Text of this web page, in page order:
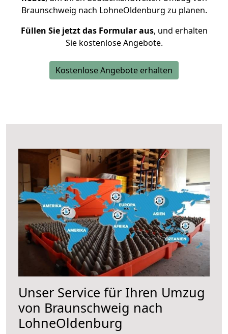
Braunschweig nach LohneOldenburg zu planen.
Füllen Sie jetzt das Formular aus, und erhalten
Sie kostenlose Angebote.
Kostenlose Angebote erhalten
Unser Service für Ihren Umzug
von Braunschweig nach
LohneOldenburg